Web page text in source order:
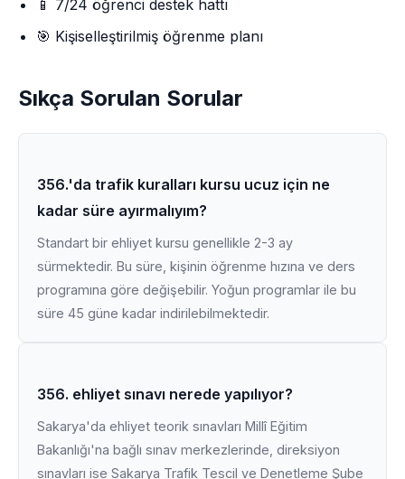
📱 7/24 öğrenci destek hattı
🎯 Kişiselleştirilmiş öğrenme planı
Sıkça Sorulan Sorular
356.'da trafik kuralları kursu ucuz için ne
kadar süre ayırmalıyım?
Standart bir ehliyet kursu genellikle 2-3 ay
sürmektedir. Bu süre, kişinin öğrenme hızına ve ders
programına göre değişebilir. Yoğun programlar ile bu
süre 45 güne kadar indirilebilmektedir.
356. ehliyet sınavı nerede yapılıyor?
Sakarya'da ehliyet teorik sınavları Millî Eğitim
Bakanlığı'na bağlı sınav merkezlerinde, direksiyon
sınavları ise Sakarya Trafik Tescil ve Denetleme Şube